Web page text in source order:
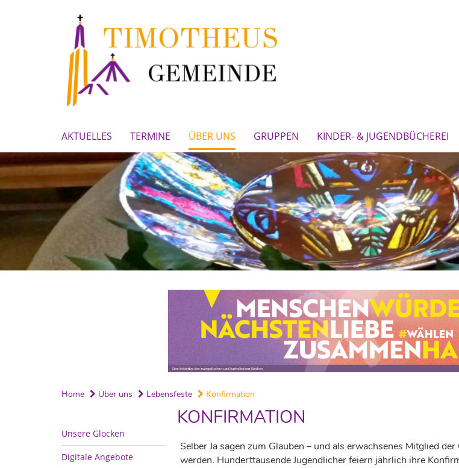
AKTUELLES TERMINE ÜBER UNS GRUPPEN KINDER- & JUGENDBÜCHEREI
Home Über uns Lebensfeste Konfirmation
Unsere Glocken
Digitale Angebote
KONFIRMATION
Selber Ja sagen zum Glauben – und als erwachsenes Mitglied
werden. Hunderttausende Jugendlicher feiern jährlich ihre